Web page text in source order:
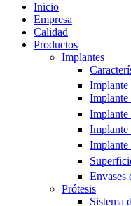
Inicio
Empresa
Calidad
Productos
Implantes
Implante
Implante
Implante
Implante
Implante
Envases
Prótesis
Sistema